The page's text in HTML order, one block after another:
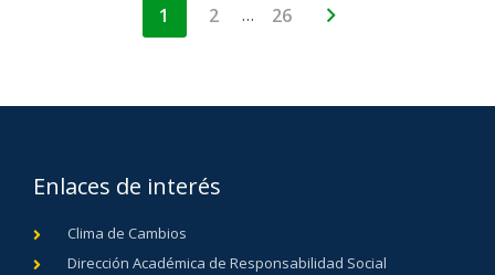
1 2 … 26
Enlaces de interés
Clima de Cambios
Dirección Académica de Responsabilidad Social